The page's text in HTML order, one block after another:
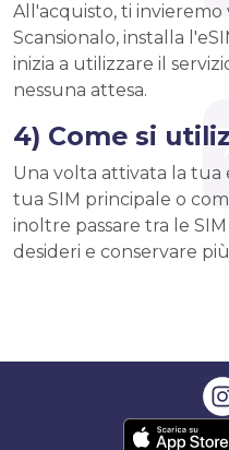
All'acquisto, ti invieremo
Scansionalo, installa
inizia a utilizzare il
nessuna attesa.
4) Come si
Una volta attivata la tua
tua SIM principale o
inoltre passare tra le
desideri e conservare